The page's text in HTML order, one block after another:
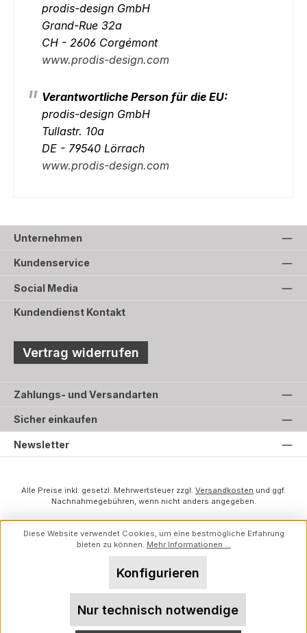
prodis-design GmbH
Grand-Rue 32a
CH - 2606 Corgémont
www.prodis-design.com
Verantwortliche Person für die EU:
prodis-design GmbH
Tullastr. 10a
DE - 79540 Lörrach
www.prodis-design.com
Unternehmen
Kundenservice
Social Media
Kundendienst Kontakt
Vertrag widerrufen
Zahlungs- und Versandarten
Sicher einkaufen
Newsletter
Alle Preise inkl. gesetzl. Mehrwertsteuer zzgl. Versandkosten und ggf.
Nachnahmegebühren, wenn nicht anders angegeben.
Diese Website verwendet Cookies, um eine bestmögliche Erfahrung
bieten zu können. Mehr Informationen ...
Nur technisch notwendige
Konfigurieren